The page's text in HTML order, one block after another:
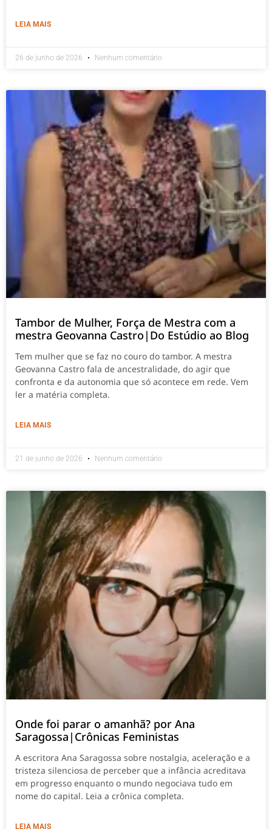
LEIA MAIS
26 de junho de 2026 Nenhum comentário
Tambor de Mulher, Força de Mestra com a
mestra Geovanna Castro|Do Estúdio ao Blog
Tem mulher que se faz no couro do tambor. A mestra
Geovanna Castro fala de ancestralidade, do agir que
confronta e da autonomia que só acontece em rede. Vem
ler a matéria completa.
LEIA MAIS
21 de junho de 2026 Nenhum comentário
Onde foi parar o amanhã? por Ana
Saragossa|Crônicas Feministas
A escritora Ana Saragossa sobre nostalgia, aceleração e a
tristeza silenciosa de perceber que a infância acreditava
em progresso enquanto o mundo negociava tudo em
nome do capital. Leia a crônica completa.
LEIA MAIS